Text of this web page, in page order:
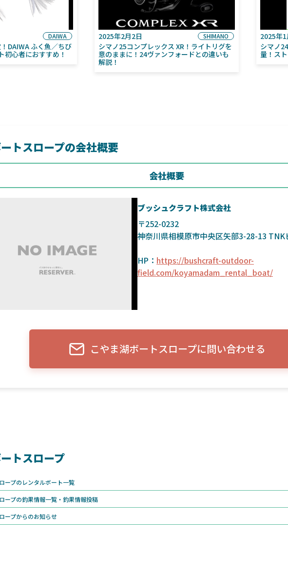
DAIWA
DAIWA ふく魚／ちび
初心者におすすめ！
2025年2月2日 SHIMANO
シマノ25コンプレックス XR！ライトリグを
意のままに！24ヴァンフォードとの違いも
解説！
2025年
シマノ
量！ス
トスロープの会社概要
会社概要
ブッシュクラフト株式会社
〒252-0232
神奈川県相模原市中央区矢部3-28-13 TNK
HP： https://bushcraft-outdoor-
field.com/koyamadam_rental_boat/
こやま湖ボートスロープに問い合わせる
トスロープ
ープのレンタルボート一覧
ープの釣果情報一覧・釣果情報投稿
ープからのお知らせ